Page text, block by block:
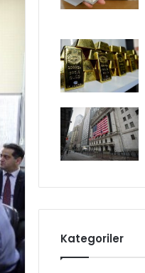
Kategoriler